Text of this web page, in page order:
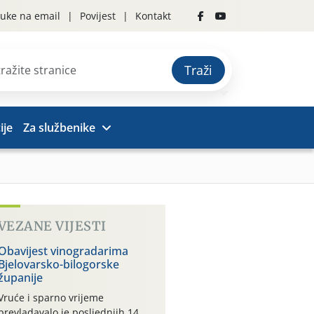
na email Povijest Kontakt
Traži
Za službenike
VIJESTI
vinogradarima
bilogorske
i sparno vrijeme